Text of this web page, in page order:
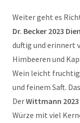
Weiter geht es
Dr. Becker 2023
duftig und erinnert
Himbeeren und
Wein leicht
und feinem Saft.
DerWittmann
Würze mit viel